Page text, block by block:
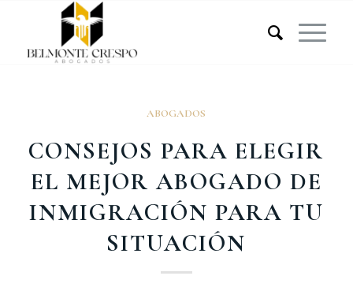
ABOGADOS
CONSEJOS PARA ELEGIR
EL MEJOR ABOGADO DE
INMIGRACIÓN PARA TU
SITUACIÓN